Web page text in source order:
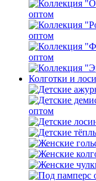
оптом
оптом
оптом
Колготки и
оптом